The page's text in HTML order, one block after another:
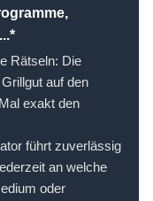
Rätseln: Die
auf den
exakt den
führt zuverlässig
an welche
oder